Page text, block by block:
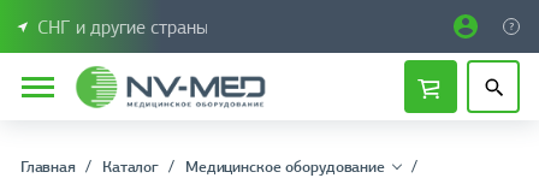
СНГ и другие страны
Главная Каталог
Медицинское оборудование